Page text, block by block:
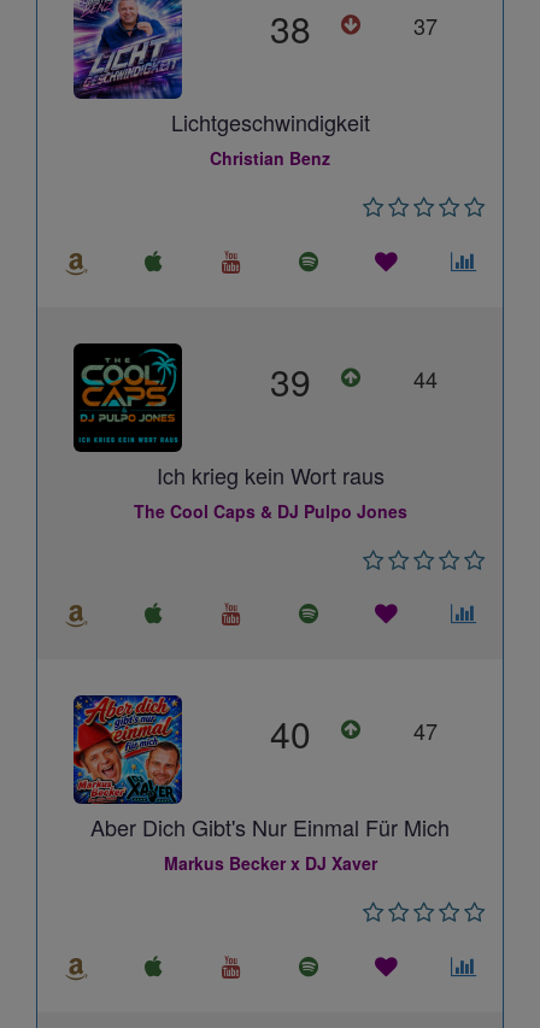
38 37
Lichtgeschwindigkeit
Christian Benz
39 44
Ich krieg kein Wort raus
The Cool Caps & DJ Pulpo Jones
40 47
Aber Dich Gibt's Nur Einmal Für Mich
Markus Becker x DJ Xaver